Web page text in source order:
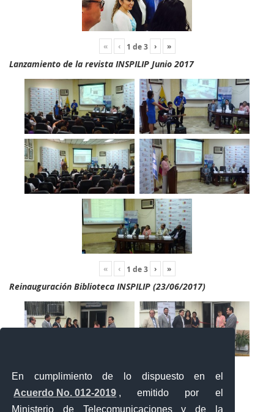
En cumplimiento de lo dispuesto en el
Acuerdo No. 012-2019 , emitido por el
Ministerio de Telecomunicaciones y de la
« ‹ 1 de3 › »
Lanzamiento de la revista INSPILIP Junio 2017
« ‹ 1 de3 › »
Reinauguración Biblioteca INSPILIP (23/06/2017)